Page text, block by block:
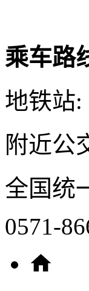
乘车路
地铁站:
附近公
全国统
0571-